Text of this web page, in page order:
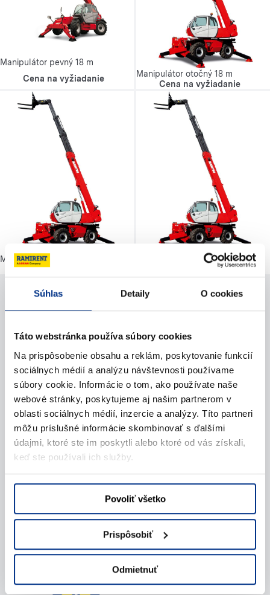
Súhlas Detaily O cookies
Táto webstránka používa súbory cookies
Na prispôsobenie obsahu a reklám, poskytovanie funkcií
sociálnych médií a analýzu návštevnosti používame
súbory cookie. Informácie o tom, ako používate naše
webové stránky, poskytujeme aj našim partnerom v
oblasti sociálnych médií, inzercie a analýzy. Títo partneri
môžu príslušné informácie skombinovať s ďalšími
údajmi, ktoré ste im poskytli alebo ktoré od vás získali,
keď ste používali ich služby.
Povoliť všetko
Prispôsobiť
Odmietnuť
Manipulátor pevný 18 m
Cena na vyžiadanie
Manipulátor otočný 18 m
Cena na vyžiadanie
Manipulátor otočný 21 m
Cena na vyžiadanie
Manipulátor otočný 22-25 m
Cena na vyžiadanie
Kontaktujte nás
Zavolajte nám
Napíšte nám (e-mail)